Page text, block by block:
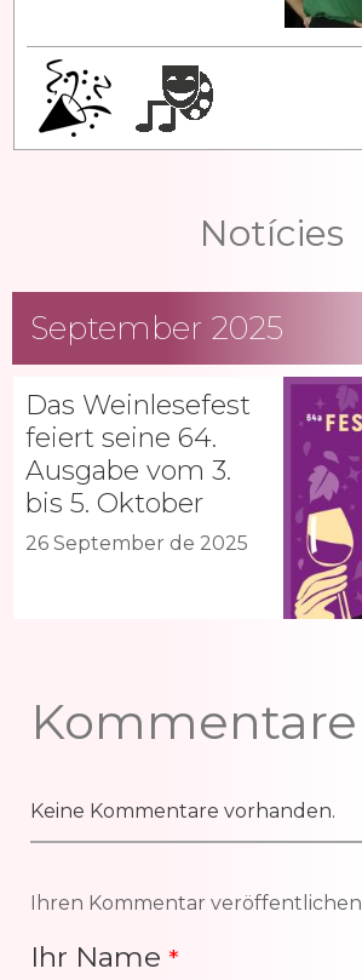
Notícies
September 2025
Das Weinlesefest
feiert seine 64.
Ausgabe vom 3.
bis 5. Oktober
26 September de 2025
Kommentare
Keine Kommentare vorhanden.
Ihren Kommentar veröffentlichen
Ihr Name *